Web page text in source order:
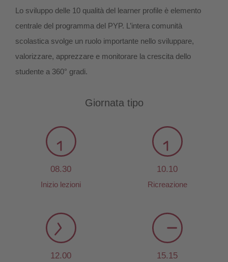
Lo sviluppo delle 10 qualità del learner profile è elemento
centrale del programma del PYP. L’intera comunità
scolastica svolge un ruolo importante nello sviluppare,
valorizzare, apprezzare e monitorare la crescita dello
studente a 360° gradi.
Giornata tipo
08.30
Inizio lezioni
10.10
Ricreazione
12.00 15.15